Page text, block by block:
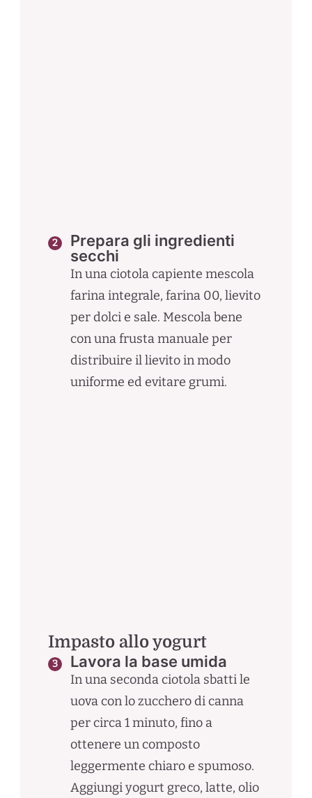
Prepara gli ingredienti
secchi
In una ciotola capiente mescola
farina integrale, farina 00, lievito
per dolci e sale. Mescola bene
con una frusta manuale per
distribuire il lievito in modo
uniforme ed evitare grumi.
Impasto allo yogurt
Lavora la base umida
In una seconda ciotola sbatti le
uova con lo zucchero di canna
per circa 1 minuto, fino a
ottenere un composto
leggermente chiaro e spumoso.
Aggiungi yogurt greco, latte, olio